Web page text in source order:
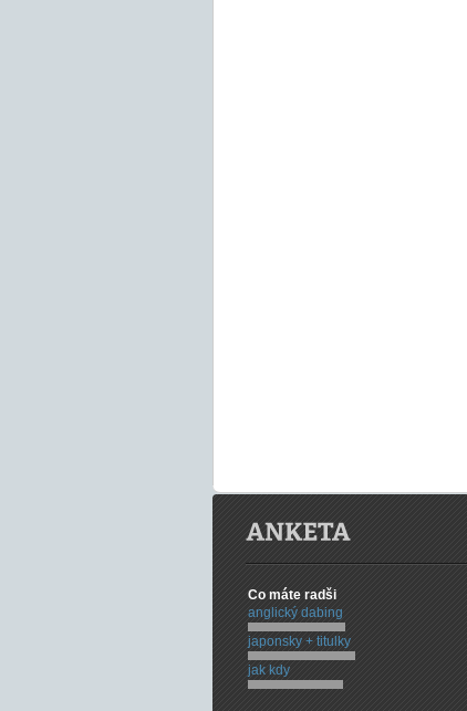
Co máte radši
anglický dabing
japonsky + titulky
jak kdy